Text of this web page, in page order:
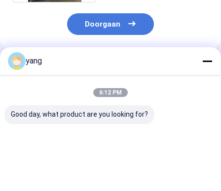
Doorgaan
Geadviseerde Producten
yang
6:12 PM
Good day, what product are you looking for?